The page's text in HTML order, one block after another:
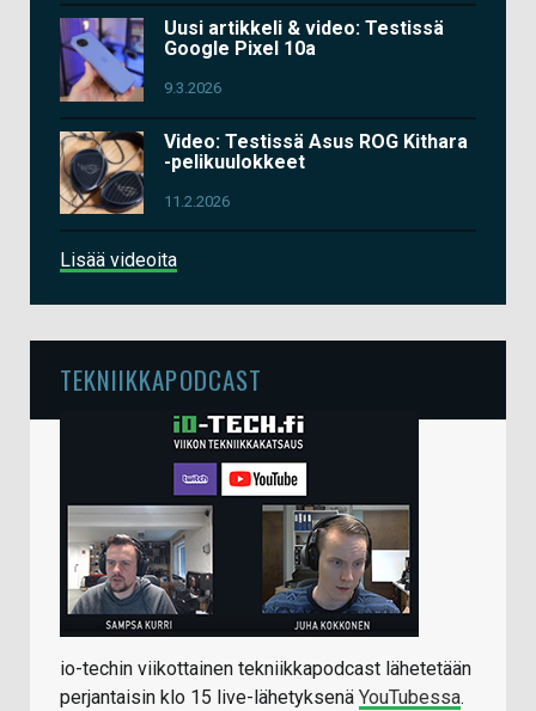
Uusi artikkeli & video: Testissä
Google Pixel 10a
9.3.2026
Video: Testissä Asus ROG Kithara
-pelikuulokkeet
11.2.2026
Lisää videoita
TEKNIIKKAPODCAST
io-techin viikottainen tekniikkapodcast lähetetään
perjantaisin klo 15 live-lähetyksenä YouTubessa.